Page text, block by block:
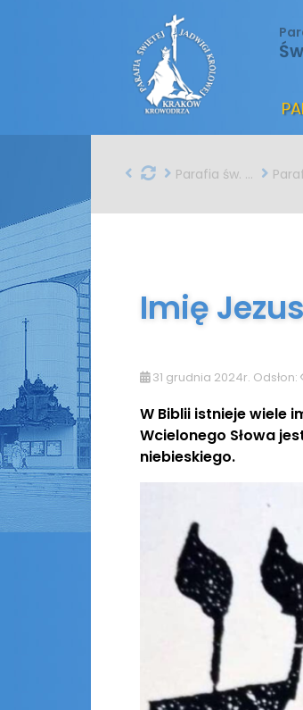
Parafia św. Jadwigi w Krakowie
Imię Jezus
31 grudnia 2024r. Odsłon:
W Biblii istnieje wiele
Wcielonego Słowa
niebieskiego.